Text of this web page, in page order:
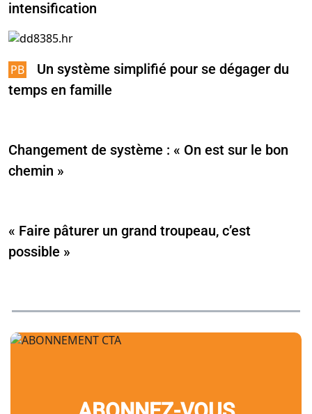
intensification
Un système simplifié pour se dégager du
temps en famille
Changement de système : « On est sur le bon
chemin »
« Faire pâturer un grand troupeau, c’est
possible »